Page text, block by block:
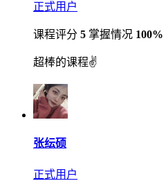
正式用户
课程评分 5 掌握情况 100%
超棒的课程✌
张纭硕
正式用户